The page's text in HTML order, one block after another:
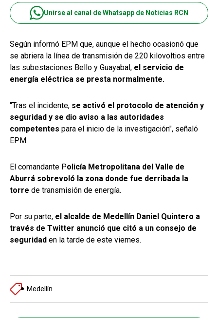
Unirse al canal de Whatsapp de Noticias RCN
Según informó EPM que, aunque el hecho ocasionó que
se abriera la línea de transmisión de 220 kilovoltios entre
las subestaciones Bello y Guayabal, el servicio de
energía eléctrica se presta normalmente.
"Tras el incidente, se activó el protocolo de atención y
seguridad y se dio aviso a las autoridades
competentes para el inicio de la investigación", señaló
EPM.
El comandante Policía Metropolitana del Valle de
Aburrá sobrevoló la zona donde fue derribada la
torre de transmisión de energía.
Por su parte, el alcalde de Medellín Daniel Quintero a
través de Twitter anunció que citó a un consejo de
seguridad en la tarde de este viernes.
Medellín